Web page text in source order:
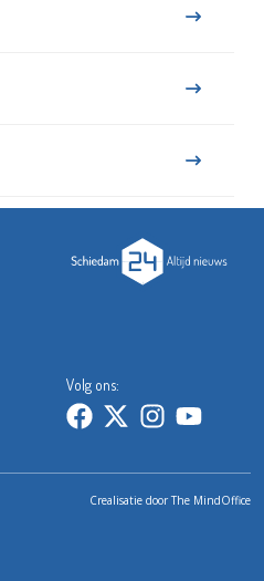
Volg ons:
Crealisatie doorThe MindOffice